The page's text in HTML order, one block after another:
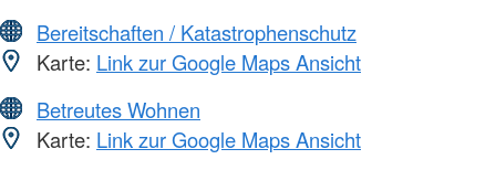
Bereitschaften / Katastrophenschutz
Karte: Link zur Google Maps Ansicht
Betreutes Wohnen
Karte: Link zur Google Maps Ansicht